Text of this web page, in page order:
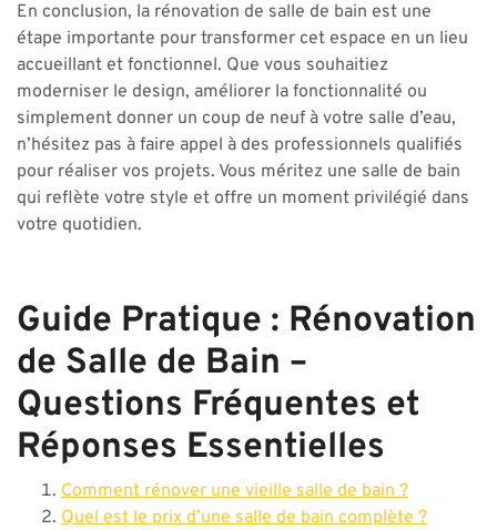
En conclusion, la rénovation de salle de bain est une
étape importante pour transformer cet espace en un lieu
accueillant et fonctionnel. Que vous souhaitiez
moderniser le design, améliorer la fonctionnalité ou
simplement donner un coup de neuf à votre salle d’eau,
n’hésitez pas à faire appel à des professionnels qualifiés
pour réaliser vos projets. Vous méritez une salle de bain
qui reflète votre style et offre un moment privilégié dans
votre quotidien.
Guide Pratique : Rénovation
de Salle de Bain –
Questions Fréquentes et
Réponses Essentielles
Comment rénover une vieille salle de bain ?
Quel est le prix d’une salle de bain complète ?